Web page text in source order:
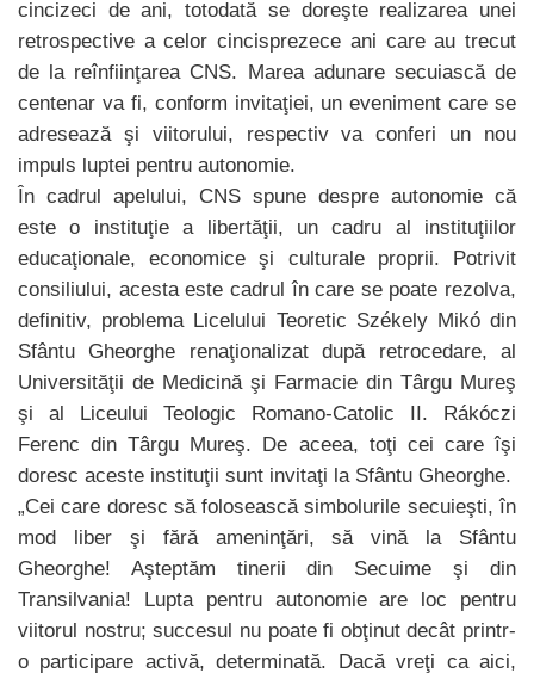
cincizeci de ani, totodată se doreşte realizarea unei
retrospective a celor cincisprezece ani care au trecut
de la reînfiinţarea CNS. Marea adunare secuiască de
centenar va fi, conform invitaţiei, un eveniment care se
adresează şi viitorului, respectiv va conferi un nou
impuls luptei pentru autonomie.
În cadrul apelului, CNS spune despre autonomie că
este o instituţie a libertăţii, un cadru al instituţiilor
educaţionale, economice şi culturale proprii. Potrivit
consiliului, acesta este cadrul în care se poate rezolva,
definitiv, problema Licelului Teoretic Székely Mikó din
Sfântu Gheorghe renaţionalizat după retrocedare, al
Universităţii de Medicină şi Farmacie din Târgu Mureş
şi al Liceului Teologic Romano-Catolic II. Rákóczi
Ferenc din Târgu Mureş. De aceea, toţi cei care îşi
doresc aceste instituţii sunt invitaţi la Sfântu Gheorghe.
„Cei care doresc să folosească simbolurile secuieşti, în
mod liber şi fără ameninţări, să vină la Sfântu
Gheorghe! Aşteptăm tinerii din Secuime şi din
Transilvania! Lupta pentru autonomie are loc pentru
viitorul nostru; succesul nu poate fi obţinut decât printr-
o participare activă, determinată. Dacă vreţi ca aici,